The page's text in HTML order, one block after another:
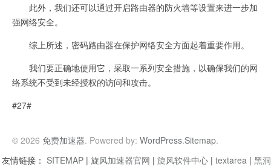
此外，我们还可以通过开启路由器的防火墙等设置来进一步加
强网络安全。
综上所述，密码路由器在保护网络安全方面起着重要作用。
我们要正确地使用它，采取一系列安全措施，以确保我们的网
络系统不受到未经授权的访问和攻击。
#27#
© 2026 免费加速器. Powered by: WordPress.Sitemap.
友情链接： SITEMAP | 旋风加速器官网 | 旋风软件中心 | textarea | 黑